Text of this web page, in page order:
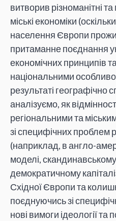
витворив різноманітні та
міські економіки
населення Європи
притаманне поєднання
економічних принципів
національними
результаті географічно
аналізуємо, як
регіональними та
зі специфічних проблем
(наприклад, в англо-
моделі,
демократичному
Східної Європи та
поєднуючись зі
нові вимоги ідеології та